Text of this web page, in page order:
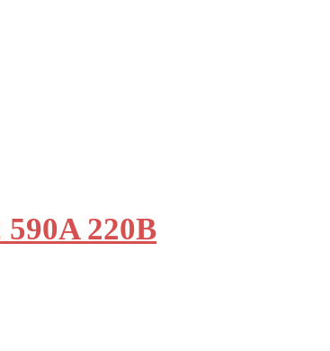
590A 220В